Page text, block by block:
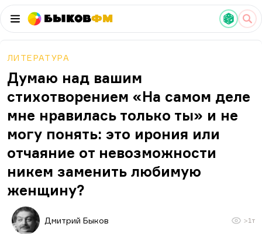
БыковФМ
ЛИТЕРАТУРА
Думаю над вашим
стихотворением «На самом деле
мне нравилась только ты» и не
могу понять: это ирония или
отчаяние от невозможности
никем заменить любимую
женщину?
Дмитрий Быков >1т